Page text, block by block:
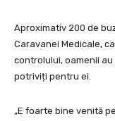
Aproximativ 200 de
Caravanei Medicale,
controlului, oamenii
potriviți pentru ei.
„E foarte bine venită